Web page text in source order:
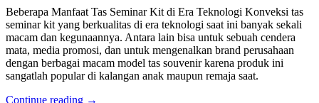
Beberapa Manfaat Tas Seminar Kit di Era Teknologi Konveksi tas
seminar kit yang berkualitas di era teknologi saat ini banyak sekali
macam dan kegunaannya. Antara lain bisa untuk sebuah cendera
mata, media promosi, dan untuk mengenalkan brand perusahaan
dengan berbagai macam model tas souvenir karena produk ini
sangatlah popular di kalangan anak maupun remaja saat.
Continue reading →